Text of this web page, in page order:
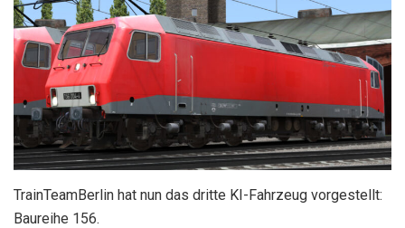
TrainTeamBerlin hat nun das dritte KI-Fahrzeug vorgestellt:
Baureihe 156.